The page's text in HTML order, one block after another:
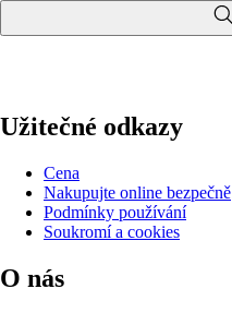
Užitečné odkazy
Cena
Nakupujte online bezpečně
Podmínky používání
Soukromí a cookies
O nás